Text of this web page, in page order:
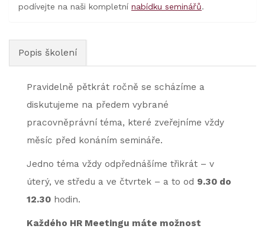
podívejte na naši kompletní nabídku seminářů.
Popis školení
Pravidelně pětkrát ročně se scházíme a
diskutujeme na předem vybrané
pracovněprávní téma, které zveřejníme vždy
měsíc před konáním semináře.
Jedno téma vždy odpřednášíme třikrát – v
úterý, ve středu a ve čtvrtek – a to od 9.30 do
12.30 hodin.
Každého HR Meetingu máte možnost